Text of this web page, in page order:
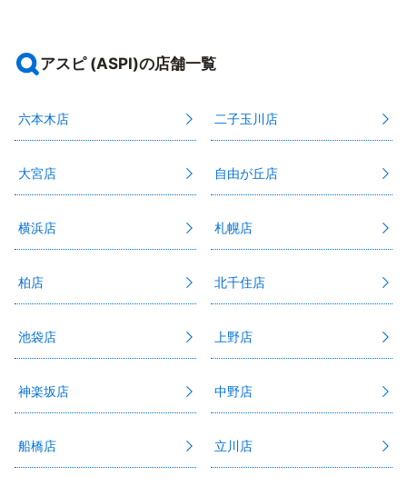
アスピ (ASPI)の店舗一覧
六本木店 二子玉川店
大宮店 自由が丘店
横浜店 札幌店
柏店 北千住店
池袋店 上野店
神楽坂店 中野店
船橋店 立川店